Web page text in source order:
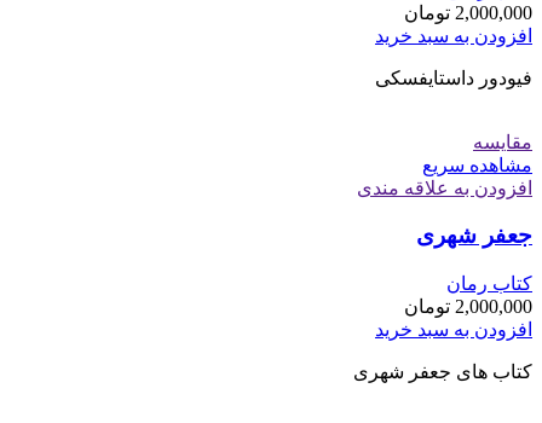
2,000,000 تومان
افزودن به سبد خرید
فیودور داستایفسکی
مقایسه
مشاهده سریع
افزودن به علاقه مندی
جعفر شهری
کتاب رمان
2,000,000 تومان
افزودن به سبد خرید
کتاب های جعفر شهری